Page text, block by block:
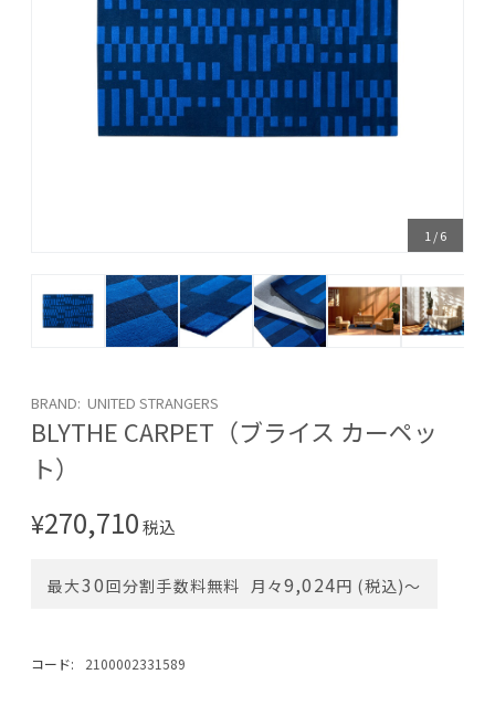
1 /6
BRAND: UNITED STRANGERS
BLYTHE CARPET（ブライス カーペッ
ト）
¥270,710税込
最大30回分割手数料無料 月々9,024円 (税込)〜
コード: 2100002331589